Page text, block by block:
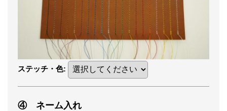
ステッチ・色:
④ ネーム入れ